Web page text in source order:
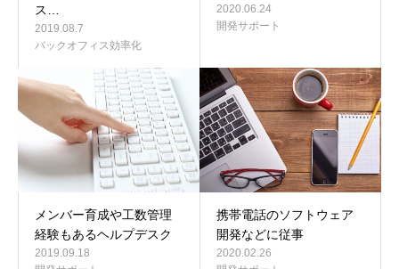
ス…
2019.08.7
バックオフィス効率化
2020.06.24
開発サポート
メンバー育成や工数管理
経験もあるヘルプデスク
2019.09.18
携帯電話のソフトウェア
開発などに従事
2020.02.26